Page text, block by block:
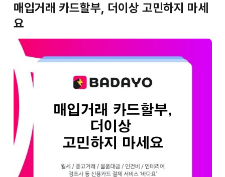
매입거래 카드할부, 더이상 고민하지 마세
요